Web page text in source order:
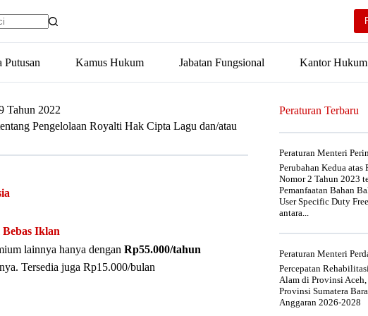
Putusan Kamus Hukum Jabatan Fungsional Kantor Hukum
Tahun 2022
Pengelolaan Royalti Hak Cipta Lagu dan/atau
Iklan
lainnya hanya dengan Rp55.000/tahun
Tersedia juga Rp15.000/bulan
Peraturan Terbaru
Peraturan Menteri
Perubahan Kedua
Nomor 2 Tahun 2023
Pemanfaatan Bahan
User Specific Duty
antara...
Peraturan Menteri
Percepatan
Alam di Provinsi
Provinsi Sumatera
Anggaran 2026-2028